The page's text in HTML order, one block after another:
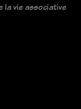
la vie associative